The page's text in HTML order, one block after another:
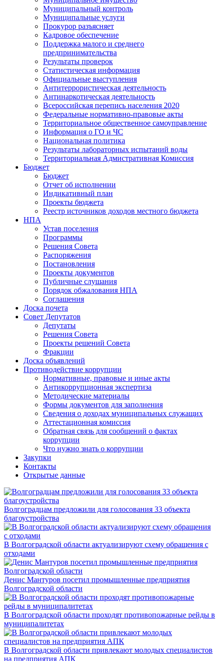
Муниципальный контроль
Муниципальные услуги
Прокурор разъясняет
Кадровое обеспечение
Поддержка малого и среднего
предпринимательства
Результаты проверок
Статистическая информация
Официальные выступления
Антитеррористическая деятельность
Антинаркотическая деятельность
Всероссийская перепись населения 2020
Федеральные нормативно-правовые акты
Территориальное общественное самоуправление
Информация о ГО и ЧС
Национальная политика
Результаты лабораторных испытаний воды
Территориальная Адмистративная Комиссия
Бюджет
Бюджет
Отчет об исполнении
Индикативный план
Проекты бюджета
Реестр источников доходов местного бюджета
НПА
Устав поселения
Программы
Решения Совета
Распоряжения
Постановления
Проекты документов
Публичные слушания
Порядок обжалования НПА
Соглашения
Доска почета
Совет Депутатов
Депутаты
Решения Совета
Проекты решений Совета
Фракции
Доска объявлений
Противодействие коррупции
Нормативные, правовые и иные акты
Антикоррупционная экспертиза
Методические материалы
Формы документов для заполнения
Сведения о доходах муниципальных служащих
Аттестационная комиссия
Обратная связь для сообщений о фактах
коррупции
Что нужно знать о коррупции
Закупки
Контакты
Открытые данные
Волгоградцам предложили для голосования 33 объекта
благоустройства
В Волгоградской области актуализируют схему обращения с
отходами
Денис Мантуров посетил промышленные предприятия
Волгоградской области
В Волгоградской области проходят противопожарные рейды в
муниципалитетах
В Волгоградской области привлекают молодых специалистов
на предприятия АПК